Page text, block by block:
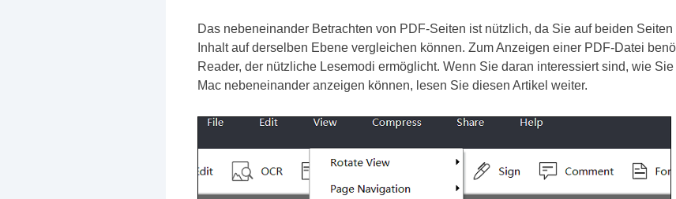
Das nebeneinander Betrachten von PDF-Seiten ist nützlich, da Sie auf beiden
Inhalt auf derselben Ebene vergleichen können. Zum Anzeigen einer PDF-Datei
Reader, der nützliche Lesemodi ermöglicht. Wenn Sie daran interessiert sind, wie
Mac nebeneinander anzeigen können, lesen Sie diesen Artikel weiter.